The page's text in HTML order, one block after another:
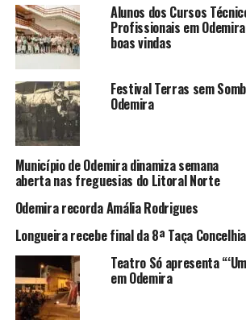
Alunos dos Cursos
Profissionais em
boas vindas
Festival Terras sem
Odemira
Município de Odemira dinamiza semana
aberta nas freguesias do Litoral Norte
Odemira recorda Amália Rodrigues
Longueira recebe final da 8ª Taça Concelhia
Teatro Só apresenta
em Odemira